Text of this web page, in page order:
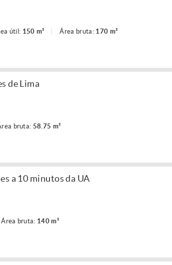
útil: 150 m² Área bruta: 170 m²
de Lima
bruta: 58.75 m²
a 10 minutos da UA
Área bruta: 140 m²